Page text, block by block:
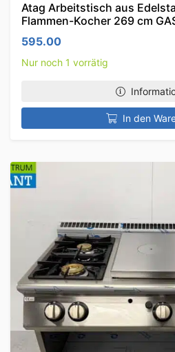
Atag Arbeitstisch aus
Flammen-Kocher 269 cm
595.00
Nur noch 1 vorrätig
In den